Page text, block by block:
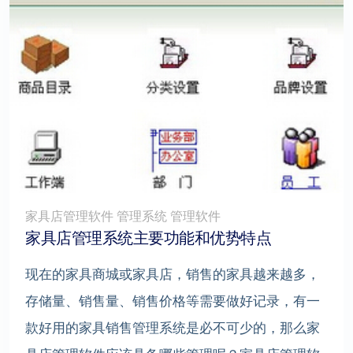
家具店管理软件 管理系统 管理软件
家具店管理系统主要功能和优势特点
现在的家具商城或家具店，销售的家具越来越多，
存储量、销售量、销售价格等需要做好记录，有一
款好用的家具销售管理系统是必不可少的，那么家